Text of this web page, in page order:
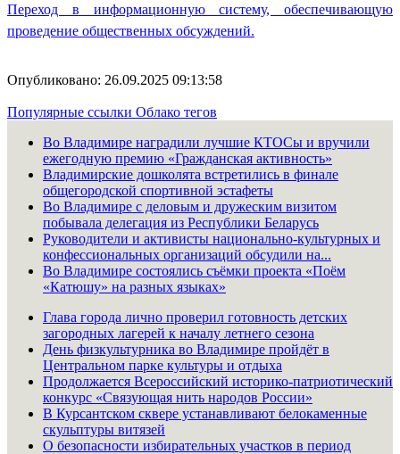
Переход в информационную систему, обеспечивающую
проведение общественных обсуждений.
Опубликовано: 26.09.2025 09:13:58
Популярные ссылки Облако тегов
Во Владимире наградили лучшие КТОСы и вручили
ежегодную премию «Гражданская активность»
Владимирские дошколята встретились в финале
общегородской спортивной эстафеты
Во Владимире с деловым и дружеским визитом
побывала делегация из Республики Беларусь
Руководители и активисты национально-культурных и
конфессиональных организаций обсудили на...
Во Владимире состоялись съёмки проекта «Поём
«Катюшу» на разных языках»
Глава города лично проверил готовность детских
загородных лагерей к началу летнего сезона
День физкультурника во Владимире пройдёт в
Центральном парке культуры и отдыха
Продолжается Всероссийский историко-патриотический
конкурс «Связующая нить народов России»
В Курсантском сквере устанавливают белокаменные
скульптуры витязей
О безопасности избирательных участков в период